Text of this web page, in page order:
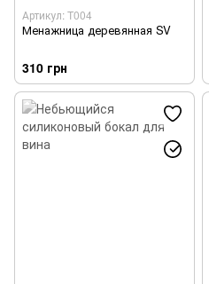
Артикул: T004
Менажница деревянная SV
310 грн